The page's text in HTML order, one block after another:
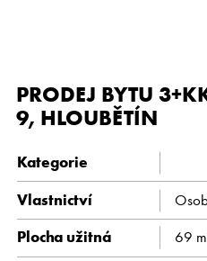
Reference
Aktuality
Chci prodat
Kontakt
PRODEJ BYTU
9, HLOUBĚTÍN
Kategorie
Vlastnictví
Plocha užitná
69